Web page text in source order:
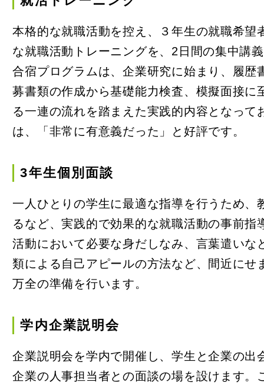
自己点
デ
ンフレ
本格的な就職活動を控え、３年生の就職希望
な就職活動トレーニングを、2日間の集中講
合宿プログラムは、企業研究に始まり、履歴
募書類の作成から基礎能力検査、模擬面接に
る一連の流れを踏まえた実践的内容となって
は、「非常に有意義だった」と好評です。
3年生個別面談
一人ひとりの学生に最適な指導を行うため、
るなど、実践的で効果的な就職活動の事前指
活動において必要な身だしなみ、言葉遣いな
類による自己アピールの方法など、間近にせ
万全の準備を行います。
学内企業説明会
企業説明会を学内で開催し、学生と企業の出
企業の人事担当者との面談の場を設けます。